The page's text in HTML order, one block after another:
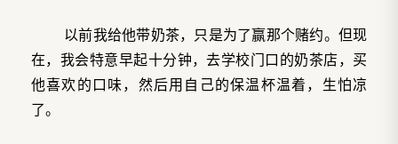
以前我给他带奶茶，只是为了赢那个赌约。但现
在，我会特意早起十分钟，去学校门口的奶茶店，买
他喜欢的口味，然后用自己的保温杯温着，生怕凉
了。